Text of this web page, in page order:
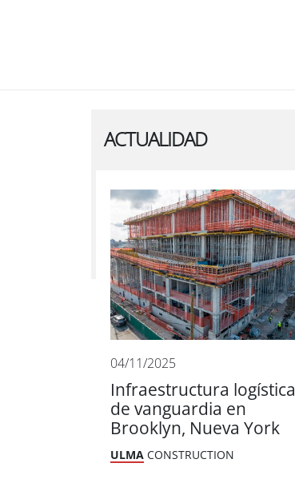
ACTUALIDAD
04/11/2025
Infraestructura logística
de vanguardia en
Brooklyn, Nueva York
ULMA CONSTRUCTION